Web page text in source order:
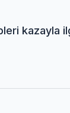
kazayla